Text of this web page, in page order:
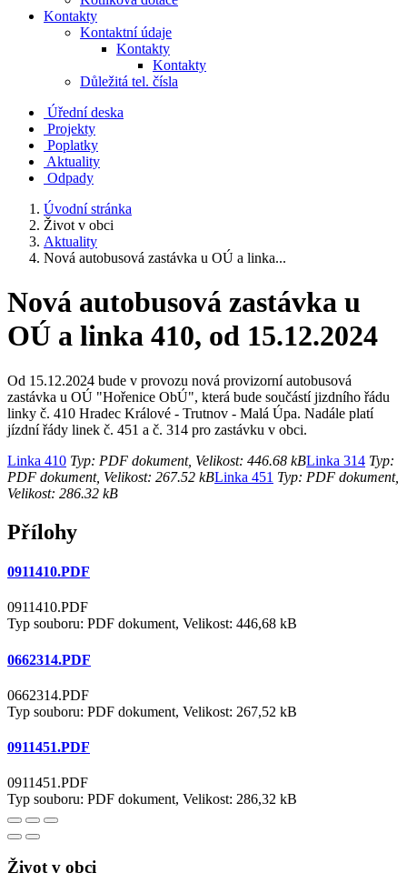
Kontakty
Kontaktní údaje
Kontakty
Kontakty
Důležitá tel. čísla
Úřední deska
Projekty
Poplatky
Aktuality
Odpady
Úvodní stránka
Život v obci
Aktuality
Nová autobusová zastávka u OÚ a linka...
Nová autobusová zastávka u
OÚ a linka 410, od 15.12.2024
Od 15.12.2024 bude v provozu nová provizorní autobusová
zastávka u OÚ "Hořenice ObÚ", která bude součástí jizdního řádu
linky č. 410 Hradec Králové - Trutnov - Malá Úpa. Nadále platí
jízdní řády linek č. 451 a č. 314 pro zastávku v obci.
Linka 410 Typ: PDF dokument, Velikost: 446.68 kBLinka 314 Typ:
PDF dokument, Velikost: 267.52 kBLinka 451 Typ: PDF dokument,
Velikost: 286.32 kB
Přílohy
0911410.PDF
0911410.PDF
Typ souboru: PDF dokument, Velikost: 446,68 kB
0662314.PDF
0662314.PDF
Typ souboru: PDF dokument, Velikost: 267,52 kB
0911451.PDF
0911451.PDF
Typ souboru: PDF dokument, Velikost: 286,32 kB
Život v obci